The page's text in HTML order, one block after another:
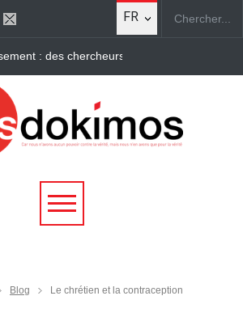
FR
la Marche pour Jésus est devenue la
Blog Le chrétien et la contraception